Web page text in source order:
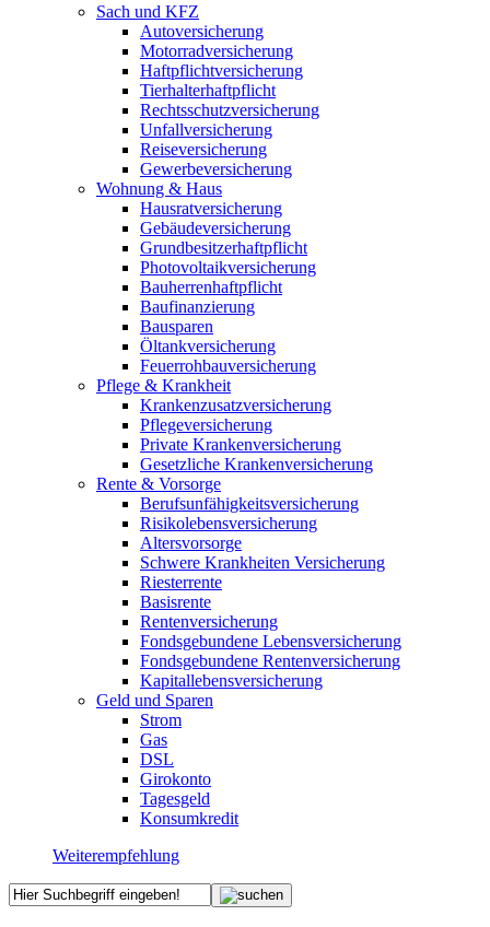
Sach und KFZ
Autoversicherung
Motorradversicherung
Haftpflichtversicherung
Tierhalterhaftpflicht
Rechtsschutzversicherung
Unfallversicherung
Reiseversicherung
Gewerbeversicherung
Wohnung & Haus
Hausratversicherung
Gebäudeversicherung
Grundbesitzerhaftpflicht
Photovoltaikversicherung
Bauherrenhaftpflicht
Baufinanzierung
Bausparen
Öltankversicherung
Feuerrohbauversicherung
Pflege & Krankheit
Krankenzusatzversicherung
Pflegeversicherung
Private Krankenversicherung
Gesetzliche Krankenversicherung
Rente & Vorsorge
Berufs­unfähigkeitsversicherung
Risikolebensversicherung
Altersvorsorge
Schwere Krankheiten Versicherung
Riesterrente
Basisrente
Rentenversicherung
Fondsgebundene Lebensversicherung
Fondsgebundene Rentenversicherung
Kapitallebensversicherung
Geld und Sparen
Strom
Gas
DSL
Girokonto
Tagesgeld
Konsumkredit
Weiterempfehlung